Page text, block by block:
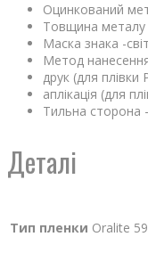
Оцинкований
Товщина
Маска знака -
Метод
друк (для плівки
аплікація (для
Тильна сторона
Деталі
Тип пленки Oralite